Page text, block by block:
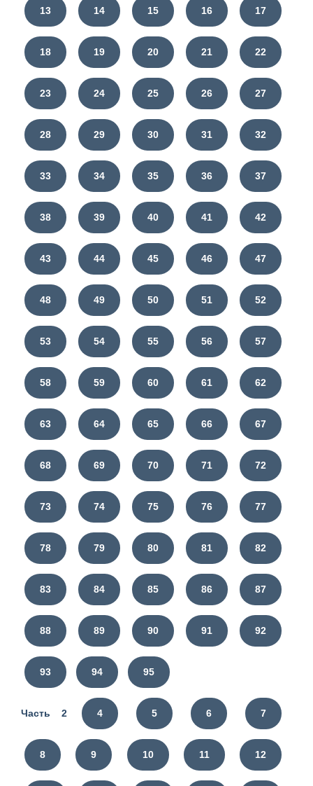
13 14 15 16 17
18 19 20 21 22
23 24 25 26 27
28 29 30 31 32
33 34 35 36 37
38 39 40 41 42
43 44 45 46 47
48 49 50 51 52
53 54 55 56 57
58 59 60 61 62
63 64 65 66 67
68 69 70 71 72
73 74 75 76 77
78 79 80 81 82
83 84 85 86 87
88 89 90 91 92
93 94 95
Часть 2 4 5 6 7
8 9 10 11 12